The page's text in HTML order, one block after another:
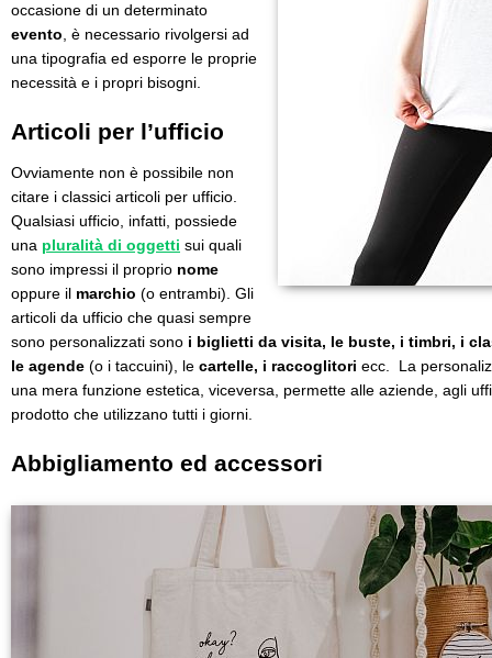
occasione di un determinato
evento , è necessario rivolgersi ad
una tipografia ed esporre le proprie
necessità e i propri bisogni.
Articoli per l’ufficio
Ovviamente non è possibile non
citare i classici articoli per ufficio.
Qualsiasi ufficio, infatti, possiede
una pluralità di oggetti sui quali
sono impressi il proprio nome
oppure il marchio (o entrambi). Gli
articoli da ufficio che quasi sempre
sono personalizzati sono i biglietti da visita, le buste, i timbri, i
le agende (o i taccuini), le cartelle, i raccoglitori ecc. La
una mera funzione estetica, viceversa, permette alle aziende, agli
prodotto che utilizzano tutti i giorni.
Abbigliamento ed accessori